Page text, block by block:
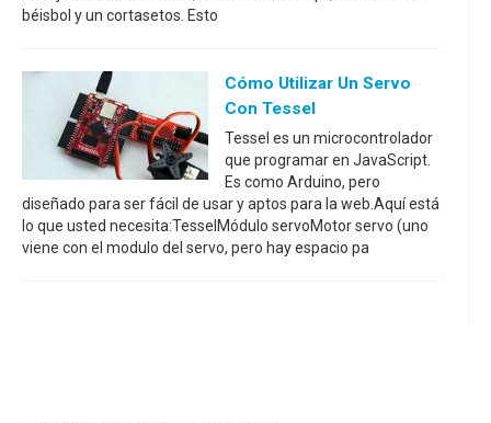
béisbol y un cortasetos. Esto
Cómo Utilizar Un Servo
Con Tessel
Tessel es un microcontrolador
que programar en JavaScript.
Es como Arduino, pero
diseñado para ser fácil de usar y aptos para la web.Aquí está
lo que usted necesita:TesselMódulo servoMotor servo (uno
viene con el modulo del servo, pero hay espacio pa